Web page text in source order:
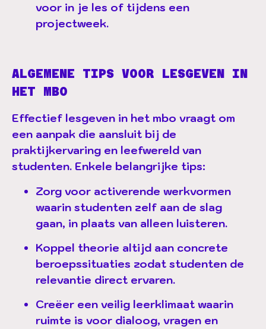
voor in je les of tijdens een
projectweek.
ALGEMENE TIPS VOOR LESGEVEN IN
HET MBO
Effectief lesgeven in het mbo vraagt om
een aanpak die aansluit bij de
praktijkervaring en leefwereld van
studenten. Enkele belangrijke tips:
Zorg voor activerende werkvormen
waarin studenten zelf aan de slag
gaan, in plaats van alleen luisteren.
Koppel theorie altijd aan concrete
beroepssituaties zodat studenten de
relevantie direct ervaren.
Creëer een veilig leerklimaat waarin
ruimte is voor dialoog, vragen en